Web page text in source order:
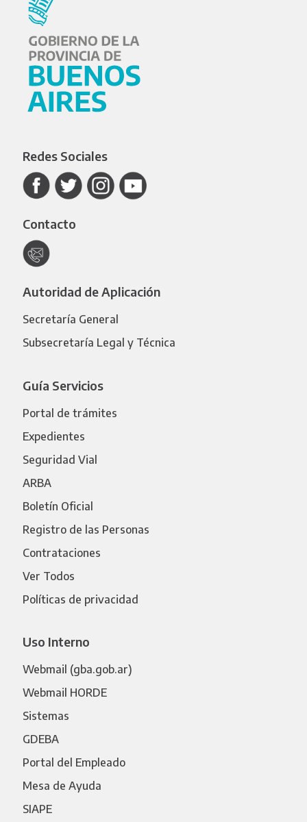
Redes Sociales
Contacto
Autoridad de Aplicación
Secretaría General
Subsecretaría Legal y Técnica
Guía Servicios
Portal de trámites
Expedientes
Seguridad Vial
ARBA
Boletín Oficial
Registro de las Personas
Contrataciones
Ver Todos
Políticas de privacidad
Uso Interno
Webmail (gba.gob.ar)
Webmail HORDE
Sistemas
GDEBA
Portal del Empleado
Mesa de Ayuda
SIAPE